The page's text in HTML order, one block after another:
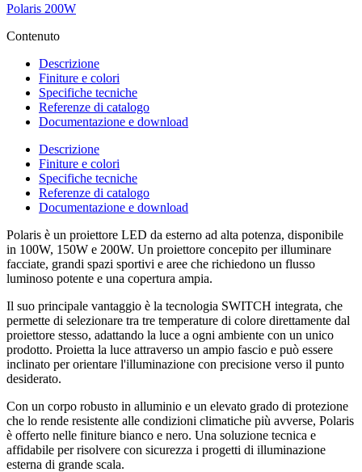
Polaris 200W
Contenuto
Descrizione
Finiture e colori
Specifiche tecniche
Referenze di catalogo
Documentazione e download
Descrizione
Finiture e colori
Specifiche tecniche
Referenze di catalogo
Documentazione e download
Polaris è un proiettore LED da esterno ad alta potenza, disponibile
in 100W, 150W e 200W. Un proiettore concepito per illuminare
facciate, grandi spazi sportivi e aree che richiedono un flusso
luminoso potente e una copertura ampia.
Il suo principale vantaggio è la tecnologia SWITCH integrata, che
permette di selezionare tra tre temperature di colore direttamente dal
proiettore stesso, adattando la luce a ogni ambiente con un unico
prodotto. Proietta la luce attraverso un ampio fascio e può essere
inclinato per orientare l'illuminazione con precisione verso il punto
desiderato.
Con un corpo robusto in alluminio e un elevato grado di protezione
che lo rende resistente alle condizioni climatiche più avverse, Polaris
è offerto nelle finiture bianco e nero. Una soluzione tecnica e
affidabile per risolvere con sicurezza i progetti di illuminazione
esterna di grande scala.